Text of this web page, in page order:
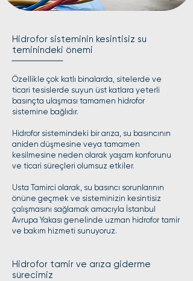
Hidrofor sisteminin kesintisiz su
teminindeki önemi
Özellikle çok katlı binalarda, sitelerde ve
ticari tesislerde suyun üst katlara yeterli
basınçta ulaşması tamamen hidrofor
sistemine bağlıdır.
Hidrofor sistemindeki bir arıza, su basıncının
aniden düşmesine veya tamamen
kesilmesine neden olarak yaşam konforunu
ve ticari süreçleri olumsuz etkiler.
Usta Tamirci olarak, su basıncı sorunlarının
önüne geçmek ve sisteminizin kesintisiz
çalışmasını sağlamak amacıyla İstanbul
Avrupa Yakası genelinde uzman hidrofor tamir
ve bakım hizmeti sunuyoruz.
Hidrofor tamir ve arıza giderme
sürecimiz